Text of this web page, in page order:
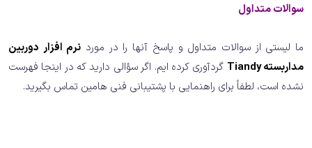
سوالات متداول
ما لیستی از سوالات متداول و پاسخ آنها را در مورد نرم افزار دوربین
مداربسته Tiandy
گردآوری کرده ایم. اگر سؤالی دارید که در اینجا فهرست
نشده است، لطفاً برای راهنمایی با پشتیبانی فنی هامین تماس بگیرید.